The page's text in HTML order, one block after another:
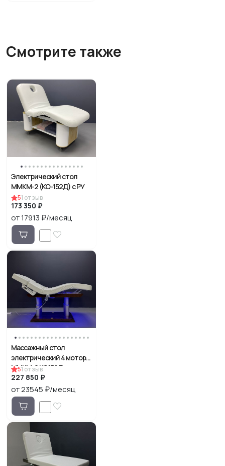
Смотрите также
Электрический стол
ММКМ-2 (КО-152Д) с РУ
51 отзыв
173 350 ₽
от 17913 ₽/месяц
Массажный стол
электрический 4 мотора
ММКМ-2 КО159Д
51 отзыв
227 850 ₽
от 23545 ₽/месяц